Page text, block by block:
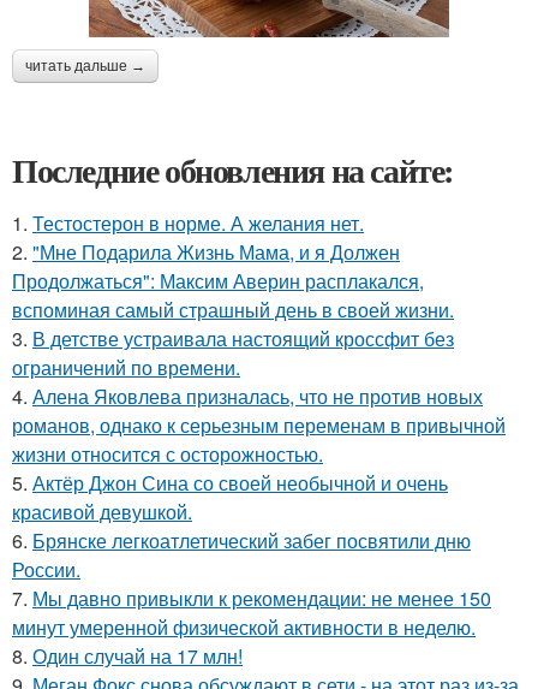
читать дальше →
Последние обновления на сайте:
1. Тестостерон в норме. А желания нет.
2. "Мне Подарила Жизнь Мама, и я Должен
Продолжаться": Максим Аверин расплакался,
вспоминая самый страшный день в своей жизни.
3. В детстве устраивала настоящий кроссфит без
ограничений по времени.
4. Алена Яковлева призналась, что не против новых
романов, однако к серьезным переменам в привычной
жизни относится с осторожностью.
5. Актёр Джон Сина со своей необычной и очень
красивой девушкой.
6. Брянске легкоатлетический забег посвятили дню
России.
7. Мы давно привыкли к рекомендации: не менее 150
минут умеренной физической активности в неделю.
8. Один случай на 17 млн!